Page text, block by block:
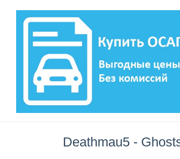
Deathmau5 - Ghosts N